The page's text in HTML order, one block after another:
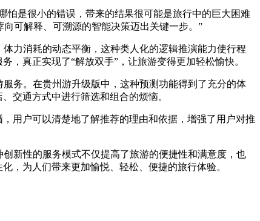
是很小的错误，带来的结果很可能是旅行中的巨大困难
可解释、可溯源的智能决策迈出关键一步。”
力消耗的动态平衡，这种类人化的逻辑推演能力使行程
，真正实现了“解放双手”，让旅游变得更加轻松愉快。
务。在贵州游升级版中，这种预测功能得到了充分的体
交通方式中进行筛选和组合的烦恼。
用户可以清楚地了解推荐的理由和依据，增强了用户对推
新性的服务模式不仅提高了旅游的便捷性和满意度，也
，为人们带来更加愉悦、轻松、便捷的旅行体验。